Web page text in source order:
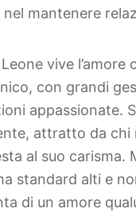
mantenere
vive l’amore
con grandi
appassionate.
attratto da chi
al suo carisma.
standard alti e
di un amore